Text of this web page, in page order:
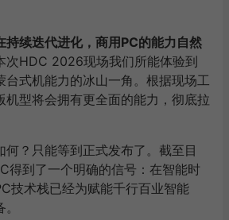
持续迭代进化，商用PC的能力自然
次HDC 2026现场我们所能体验到
台式机能力的冰山一角。根据现场工
机型将会拥有更全面的能力，彻底拉
何？只能等到正式发布了。截至目
得到了一个明确的信号：在智能时
技术栈已经为赋能千行百业智能